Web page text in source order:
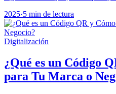
2025·5 min de lectura
Digitalización
¿Qué es un Código
para Tu Marca o